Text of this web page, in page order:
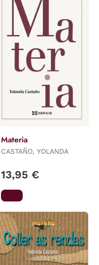
Materia
CASTAÑO, YOLANDA
13,95 €